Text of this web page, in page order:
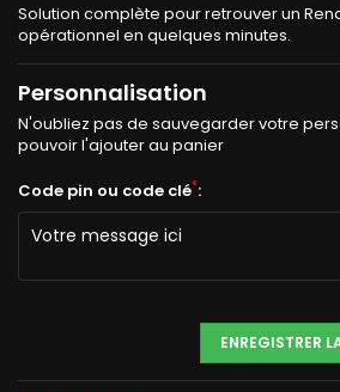
Solution complète pour retrouver un
opérationnel en quelques minutes.
Personnalisation
N'oubliez pas de sauvegarder votre
pouvoir l'ajouter au panier
Code pin ou code clé*:
ENREGISTRER